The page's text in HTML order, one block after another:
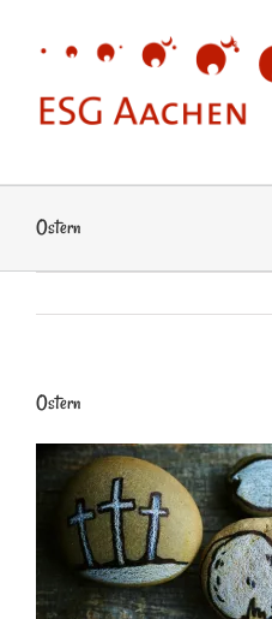
springen
Ostern
Ostern